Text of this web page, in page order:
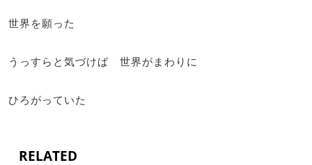
世界を願った
うっすらと気づけば 世界がまわりに
ひろがっていた
RELATED